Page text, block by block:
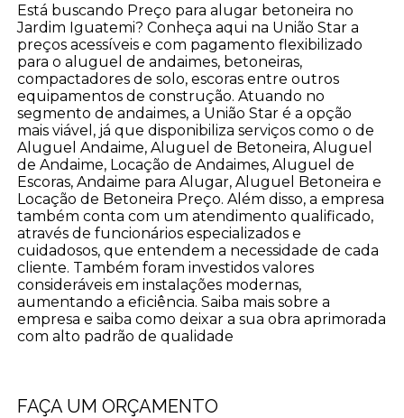
Está buscando Preço para alugar betoneira no
Jardim Iguatemi? Conheça aqui na União Star a
preços acessíveis e com pagamento flexibilizado
para o aluguel de andaimes, betoneiras,
compactadores de solo, escoras entre outros
equipamentos de construção. Atuando no
segmento de andaimes, a União Star é a opção
mais viável, já que disponibiliza serviços como o de
Aluguel Andaime, Aluguel de Betoneira, Aluguel
de Andaime, Locação de Andaimes, Aluguel de
Escoras, Andaime para Alugar, Aluguel Betoneira e
Locação de Betoneira Preço. Além disso, a empresa
também conta com um atendimento qualificado,
através de funcionários especializados e
cuidadosos, que entendem a necessidade de cada
cliente. Também foram investidos valores
consideráveis em instalações modernas,
aumentando a eficiência. Saiba mais sobre a
empresa e saiba como deixar a sua obra aprimorada
com alto padrão de qualidade
FAÇA UM ORÇAMENTO